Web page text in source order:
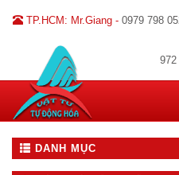
TP.HCM: Mr.Giang - 0979 798
972
DANH MỤC